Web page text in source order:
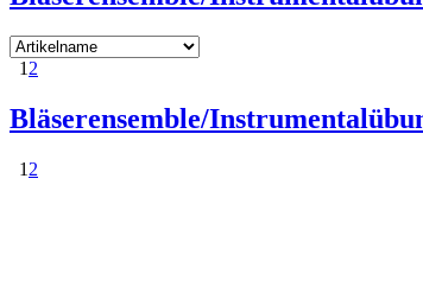
1 2
Bläserensemble/
1 2